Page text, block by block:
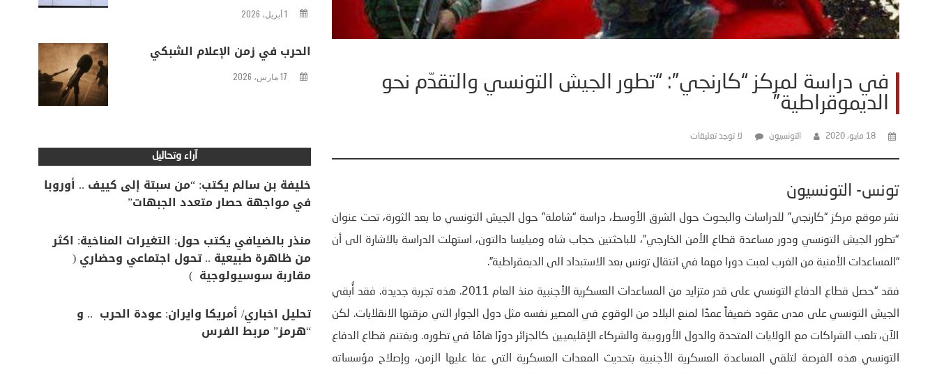
في دراسة لمركز “كارنجي”: “تطور الجيش التونسي والتقدّم نحو
الديموقراطية”
18 مايو، 2020 التونسيون لا توجد تعليقات
تونس- التونسيون
نشر موقع مركز “كارنجي” للدراسات والبحوث حول الشرق الأوسط، دراسة “شاملة” حول الجيش التونسي ما بعد الثورة، تحت عنوان
“تطور الجيش التونسي ودور مساعدة قطاع الأمن الخارجي”، للباحثتين حجاب شاه وميليسا دالتون، استهلت الدراسة بالاشارة الى أن
“المساعدات الأمنية من الغرب لعبت دورا مهما في انتقال تونس بعد الاستبداد الى الديمقراطية”.
فقد “حصل قطاع الدفاع التونسي على قدر متزايد من المساعدات العسكرية الأجنبية منذ العام 2011. هذه تجربة جديدة. فقد أُبقي
الجيش التونسي على مدى عقود ضعيفاً عمدًا لمنع البلاد من الوقوع في المصير نفسه مثل دول الجوار التي مزقتها الانقلابات. لكن
الآن، تلعب الشراكات مع الولايات المتحدة والدول الأوروبية والشركاء الإقليميين كالجزائر دورًا هامًا في تطوره. ويغتنم قطاع الدفاع
التونسي هذه الفرصة لتلقي المساعدة العسكرية الأجنبية بتحديث المعدات العسكرية التي عفا عليها الزمن، وإصلاح مؤسساته
1 أبريل، 2026
الحرب في زمن الإعلام الشبكي
17 مارس، 2026
آراء وتحاليل
خليفة بن سالم يكتب: “من سبتة إلى كييف .. أوروبا
في مواجهة حصار متعدد الجبهات”
منذر بالضيافي يكتب حول: التغيرات المناخية: اكثر
من ظاهرة طبيعية .. تحول اجتماعي وحضاري (
مقاربة سوسيولوجية )
تحليل اخباري/ أمريكا وايران: عودة الحرب .. و
“هرمز” مربط الفرس